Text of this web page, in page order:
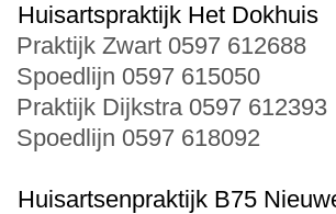
Huisartspraktijk Het Dokhuis
Praktijk Zwart 0597 612688
Spoedlijn 0597 615050
Praktijk Dijkstra 0597 612393
Spoedlijn 0597 618092
Huisartsenpraktijk B75